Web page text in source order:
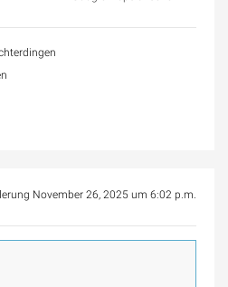
November 26, 2025 um 6:02 p.m.